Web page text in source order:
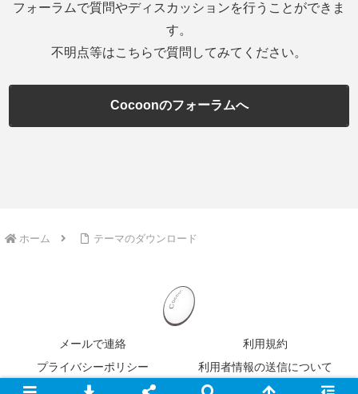
フォーラムで質問やディスカッションを行うことができま
す。
不明点等はこちらで質問してみてください。
Cocoonのフォーラムへ
ホーム テーマのダウンロード
メールで連絡
利用規約
プライバシーポリシー
利用者情報の送信について